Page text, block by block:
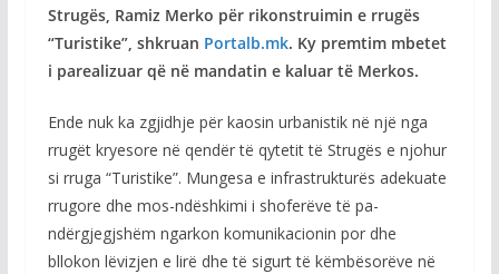
Strugës, Ramiz Merko për rikonstruimin e rrugës
“Turistike”, shkruan Portalb.mk. Ky premtim mbetet
i parealizuar që në mandatin e kaluar të Merkos.
Ende nuk ka zgjidhje për kaosin urbanistik në një nga
rrugët kryesore në qendër të qytetit të Strugës e njohur
si rruga “Turistike”. Mungesa e infrastrukturës adekuate
rrugore dhe mos-ndëshkimi i shoferëve të pa-
ndërgjegjshëm ngarkon komunikacionin por dhe
bllokon lëvizjen e lirë dhe të sigurt të këmbësorëve në